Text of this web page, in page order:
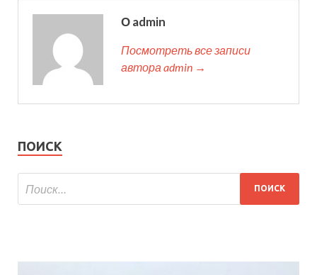
О admin
Посмотреть все записи
автора admin →
ПОИСК